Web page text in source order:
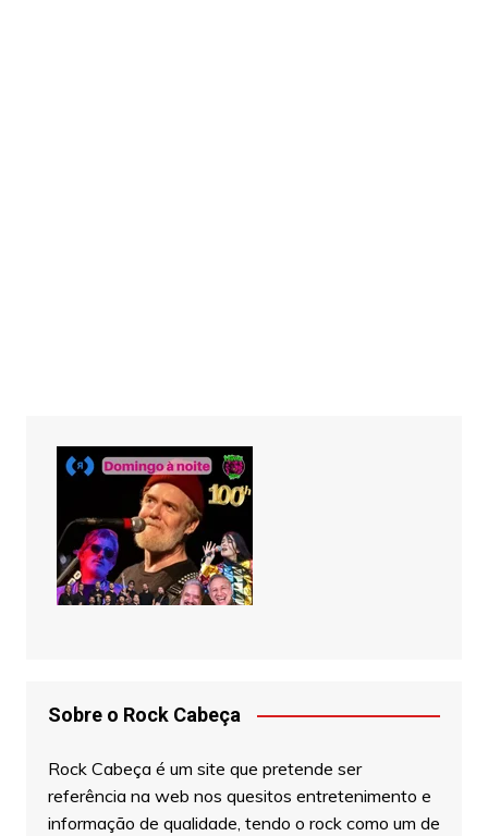
Sobre o Rock Cabeça
Rock Cabeça é um site que pretende ser
referência na web nos quesitos entretenimento e
informação de qualidade, tendo o rock como um de